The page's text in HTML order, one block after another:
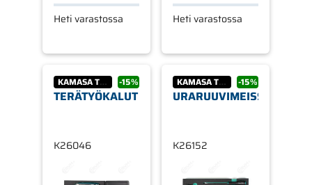
Heti varastossa Heti varastossa
KAMASA TOOLS -15%
TERÄTYÖKALUT
K26046
KAMASA TOOLS -15%
URARUUVIMEISSELIT
K26152